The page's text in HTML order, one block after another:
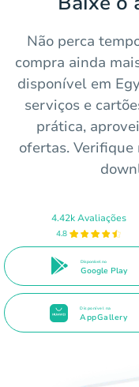
Não perca
compra ainda
disponível em
serviços e
prática,
ofertas.
4.42k Avaliações
4.8
Disponível no
Google Play
Disponível na
AppGallery